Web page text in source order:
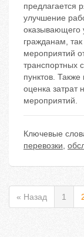
предлагается
улучшение
оказывающего
гражданам,
мероприятий
транспортных
пунктов.
оценка затрат
мероприятий.
Ключевые
перевозки,
« Назад 1